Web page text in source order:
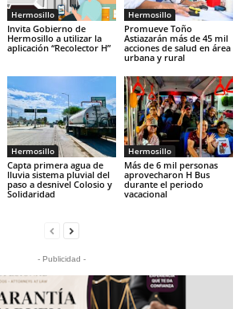
Hermosillo
Invita Gobierno de
Hermosillo a utilizar la
aplicación “Recolector H”
Hermosillo
Promueve Toño
Astiazarán más de 45 mil
acciones de salud en área
urbana y rural
Hermosillo
Capta primera agua de
lluvia sistema pluvial del
paso a desnivel Colosio y
Solidaridad
Hermosillo
Más de 6 mil personas
aprovecharon H Bus
durante el periodo
vacacional
- Publicidad -